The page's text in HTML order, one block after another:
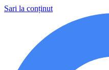
Sari la conținut